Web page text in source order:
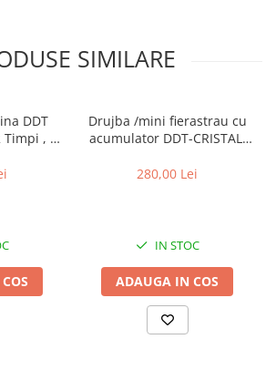
SIMILARE
DDT
Timpi , 2
demaror
Drujba /mini fierastrau cu
acumulator DDT-CRISTAL,
baterie, sistem de ungere
280,00 Lei
IN STOC
ADAUGA IN COS